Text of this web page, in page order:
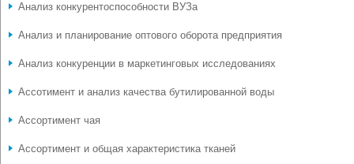
Анализ конкурентоспособности ВУЗа
Анализ и планирование оптового оборота предприятия
Анализ конкуренции в маркетинговых исследованиях
Ассотимент и анализ качества бутилированной воды
Ассортимент чая
Ассортимент и общая характеристика тканей